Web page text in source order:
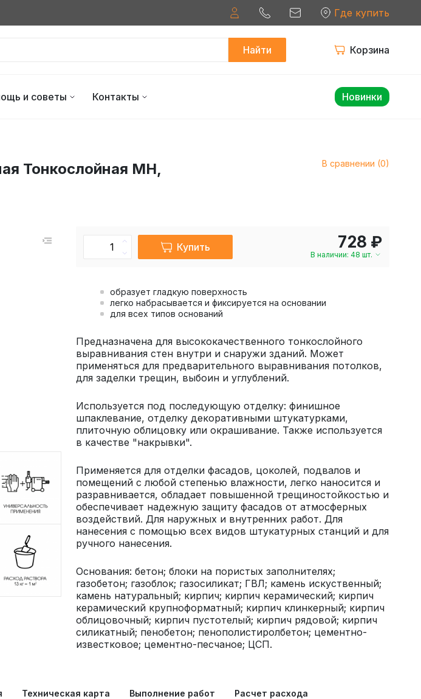
Где купить
Найти Корзина
и советы Контакты Новинки
Тонкослойная МН,
В сравнении (0)
Купить 728 ₽
В наличии: 48 шт.
образует гладкую поверхность
легко набрасывается и фиксируется на основании
для всех типов оснований
Предназначена для высококачественного тонкослойного
выравнивания стен внутри и снаружи зданий. Может
применяться для предварительного выравнивания потолков,
для заделки трещин, выбоин и углублений.
Используется под последующую отделку: финишное
шпаклевание, отделку декоративными штукатурками,
плиточную облицовку или окрашивание. Также используется
в качестве "накрывки".
Применяется для отделки фасадов, цоколей, подвалов и
помещений с любой степенью влажности, легко наносится и
разравнивается, обладает повышенной трещиностойкостью и
обеспечивает надежную защиту фасадов от атмосферных
воздействий. Для наружных и внутренних работ. Для
нанесения с помощью всех видов штукатурных станций и для
ручного нанесения.
Основания: бетон; блоки на пористых заполнителях;
газобетон; газоблок; газосиликат; ГВЛ; камень искуственный;
камень натуральный; кирпич; кирпич керамический; кирпич
керамический крупноформатный; кирпич клинкерный; кирпич
облицовочный; кирпич пустотелый; кирпич рядовой; кирпич
силикатный; пенобетон; пенополистиролбетон; цементно-
известковое; цементно-песчаное; ЦСП.
Техническая карта Выполнение работ Расчет расхода